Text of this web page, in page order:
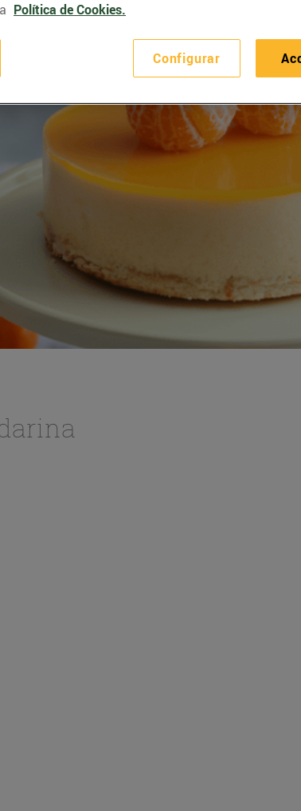
Política de Cookies.
Configurar